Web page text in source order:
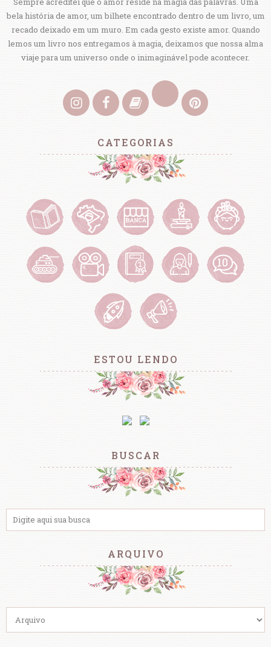
bela história de amor, um bilhete encontrado dentro de um livro, um
recado deixado em um muro. Em cada gesto existe amor. Quando
lemos um livro nos entregamos à magia, deixamos que nossa alma
viaje para um universo onde o inimaginável pode acontecer.
CATEGORIAS
ESTOU LENDO
BUSCAR
ARQUIVO